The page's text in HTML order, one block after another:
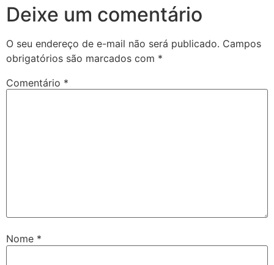
Deixe um comentário
O seu endereço de e-mail não será publicado. Campos
obrigatórios são marcados com *
Comentário *
Nome *